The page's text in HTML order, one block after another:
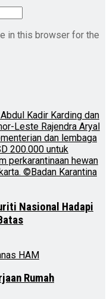
in this browser for the
Nasional Hadapi
Rumah